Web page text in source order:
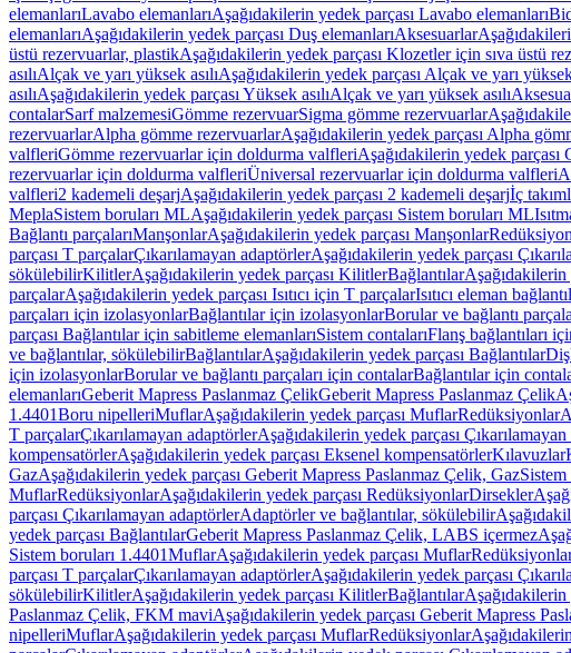
elemanlarıLavabo elemanlarıAşağıdakilerin yedek parçası Lavabo elemanları
elemanlarıAşağıdakilerin yedek parçası Duş elemanlarıAksesuarlar
üstü rezervuarlar, plastikAşağıdakilerin yedek parçası Klozetler için sıva üstü
asılıAlçak ve yarı yüksek asılıAşağıdakilerin yedek parçası Alçak ve yarı yüksek
asılıAşağıdakilerin yedek parçası Yüksek asılıAlçak ve yarı yüksek asılı
contalarSarf malzemesiGömme rezervuarSigma gömme rezervuarlar
rezervuarlarAlpha gömme rezervuarlarAşağıdakilerin yedek parçası Alpha
valfleriGömme rezervuarlar için doldurma valfleriAşağıdakilerin yedek
rezervuarlar için doldurma valfleriÜniversal rezervuarlar için doldurma valfleri
valfleri2 kademeli deşarjAşağıdakilerin yedek parçası 2 kademeli deşarjİç
MeplaSistem boruları MLAşağıdakilerin yedek parçası Sistem boruları ML
Bağlantı parçalarıManşonlarAşağıdakilerin yedek parçası Manşonlar
parçası T parçalarÇıkarılamayan adaptörlerAşağıdakilerin yedek parçası
sökülebilirKilitlerAşağıdakilerin yedek parçası KilitlerBağlantılarAşağıdakilerin
parçalarAşağıdakilerin yedek parçası Isıtıcı için T parçalarIsıtıcı eleman
parçaları için izolasyonlarBağlantılar için izolasyonlarBorular ve bağlantı
parçası Bağlantılar için sabitleme elemanlarıSistem contalarıFlanş bağlantıları
ve bağlantılar, sökülebilirBağlantılarAşağıdakilerin yedek parçası Bağlantılar
için izolasyonlarBorular ve bağlantı parçaları için contalarBağlantılar için
elemanlarıGeberit Mapress Paslanmaz ÇelikGeberit Mapress Paslanmaz Çelik
1.4401Boru nipelleriMuflarAşağıdakilerin yedek parçası MuflarRedüksiyonlar
T parçalarÇıkarılamayan adaptörlerAşağıdakilerin yedek parçası
kompensatörlerAşağıdakilerin yedek parçası Eksenel kompensatörlerKılavuzlar
GazAşağıdakilerin yedek parçası Geberit Mapress Paslanmaz Çelik, GazSistem
MuflarRedüksiyonlarAşağıdakilerin yedek parçası RedüksiyonlarDirsekler
parçası Çıkarılamayan adaptörlerAdaptörler ve bağlantılar, sökülebilir
yedek parçası BağlantılarGeberit Mapress Paslanmaz Çelik, LABS içermez
Sistem boruları 1.4401MuflarAşağıdakilerin yedek parçası Muflar
parçası T parçalarÇıkarılamayan adaptörlerAşağıdakilerin yedek parçası
sökülebilirKilitlerAşağıdakilerin yedek parçası KilitlerBağlantılarAşağıdakilerin
Paslanmaz Çelik, FKM maviAşağıdakilerin yedek parçası Geberit Mapress
nipelleriMuflarAşağıdakilerin yedek parçası MuflarRedüksiyonlar